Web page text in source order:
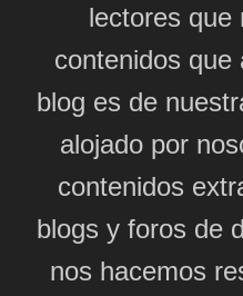
lectores que
contenidos que
blog es de
alojado por
contenidos
blogs y foros de
nos hacemos